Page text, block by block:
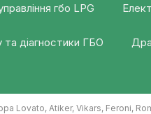
гбо LPG
діагностики ГБО
Lovato, Atiker, Vikars, Feroni,